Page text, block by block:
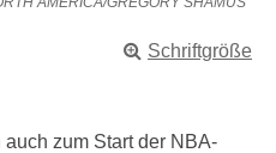
Schriftgröße
zum Start der NBA-